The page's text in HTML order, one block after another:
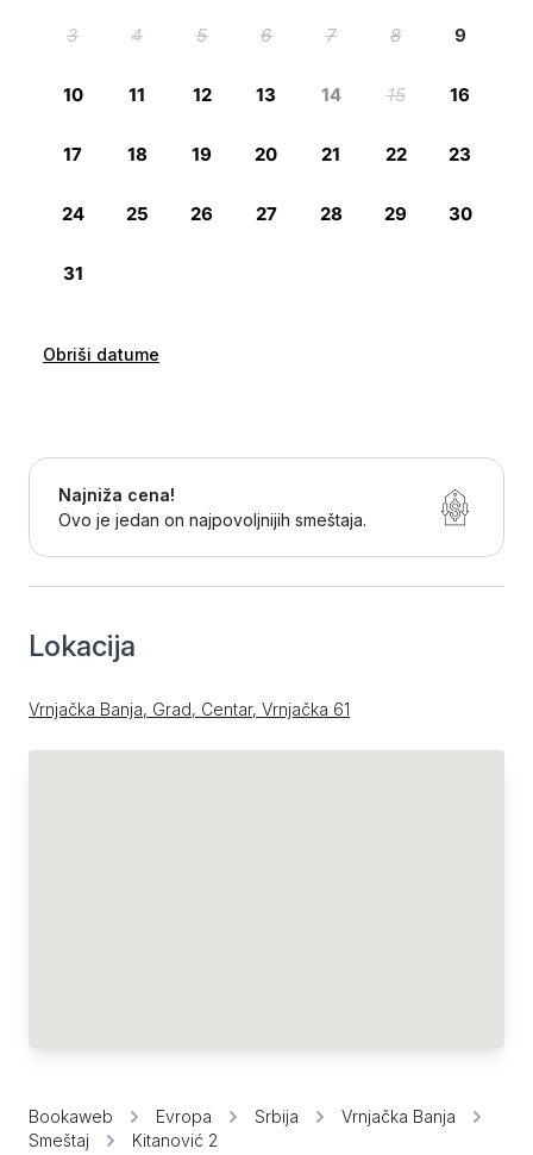
Obriši datume
Najniža cena!
Ovo je jedan on najpovoljnijih smeštaja.
Lokacija
Vrnjačka Banja, Grad, Centar, Vrnjačka 61
Bookaweb Evropa Srbija
Vrnjačka Banja
Smeštaj
Kitanović 2